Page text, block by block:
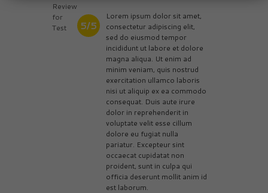
Review
for
Test
5/5
Lorem ipsum dolor sit amet,
consectetur adipiscing elit,
sed do eiusmod tempor
incididunt ut labore et dolore
magna aliqua. Ut enim ad
minim veniam, quis nostrud
exercitation ullamco laboris
nisi ut aliquip ex ea commodo
consequat. Duis aute irure
dolor in reprehenderit in
voluptate velit esse cillum
dolore eu fugiat nulla
pariatur. Excepteur sint
occaecat cupidatat non
proident, sunt in culpa qui
officia deserunt mollit anim id
est laborum.